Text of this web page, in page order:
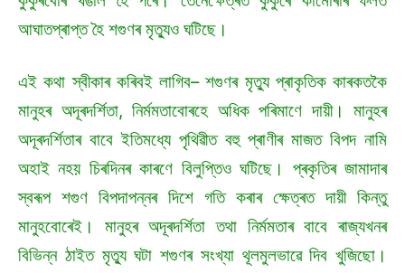
আঘাতপ্ৰাপ্ত হৈ শগুণৰ মৃত্যুও ঘটিছে।
এই কথা স্বীকাৰ কৰিবই লাগিব– শগুণৰ মৃত্যু প্ৰাকৃতিক কাৰকতকৈ
মানুহৰ অদূৰদৰ্শিতা, নিৰ্মমতাবোৰহে অধিক পৰিমাণে দায়ী। মানুহৰ
অদূৰদৰ্শিতাৰ বাবে ইতিমধ্যে পৃথিৱীত বহু প্ৰাণীৰ মাজত বিপদ নামি
অহাই নহয় চিৰদিনৰ কাৰণে বিলুপ্তিও ঘটিছে। প্ৰকৃতিৰ জামাদাৰ
স্বৰূপ শগুণ বিপদাপন্নৰ দিশে গতি কৰাৰ ক্ষেত্ৰত দায়ী কিন্তু
মানুহবোৰেই। মানুহৰ অদূৰদৰ্শিতা তথা নিৰ্মমতাৰ বাবে ৰাজ্যখনৰ
বিভিন্ন ঠাইত মৃত্যু ঘটা শগুণৰ সংখ্যা থূলমুলভাৱে দিব খুজিছো।